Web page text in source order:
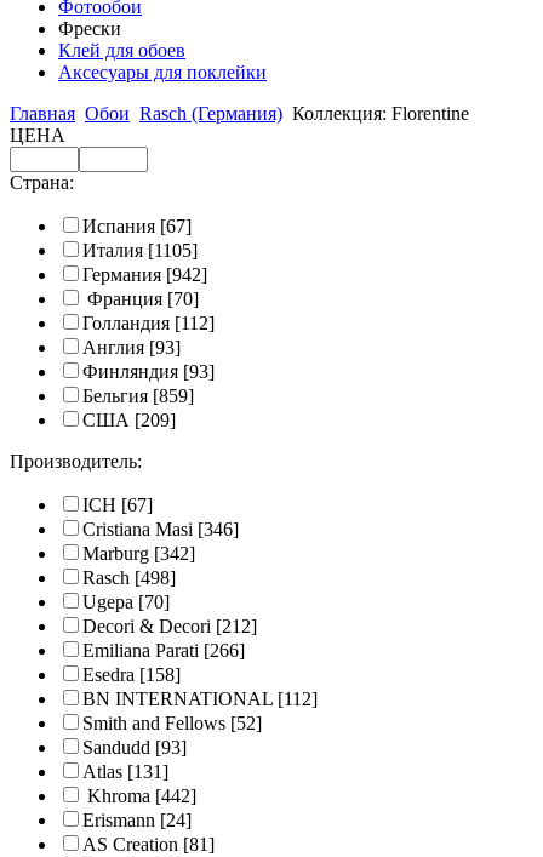
Фотообои
Фрески
Клей для обоев
Аксесуары для поклейки
Главная Обои Rasch (Германия) Коллекция: Florentine
ЦЕНА
Страна:
Испания [67]
Италия [1105]
Германия [942]
Франция [70]
Голландия [112]
Англия [93]
Финляндия [93]
Бельгия [859]
США [209]
Производитель:
ICH [67]
Cristiana Masi [346]
Marburg [342]
Rasch [498]
Ugepa [70]
Decori & Decori [212]
Emiliana Parati [266]
Esedra [158]
BN INTERNATIONAL [112]
Smith and Fellows [52]
Sandudd [93]
Atlas [131]
Khroma [442]
Erismann [24]
AS Creation [81]